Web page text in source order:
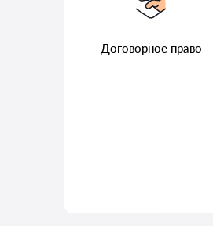
Договорное право